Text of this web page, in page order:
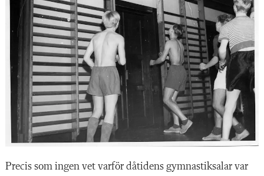
Precis som ingen vet varför dåtidens gymnastiksalar var